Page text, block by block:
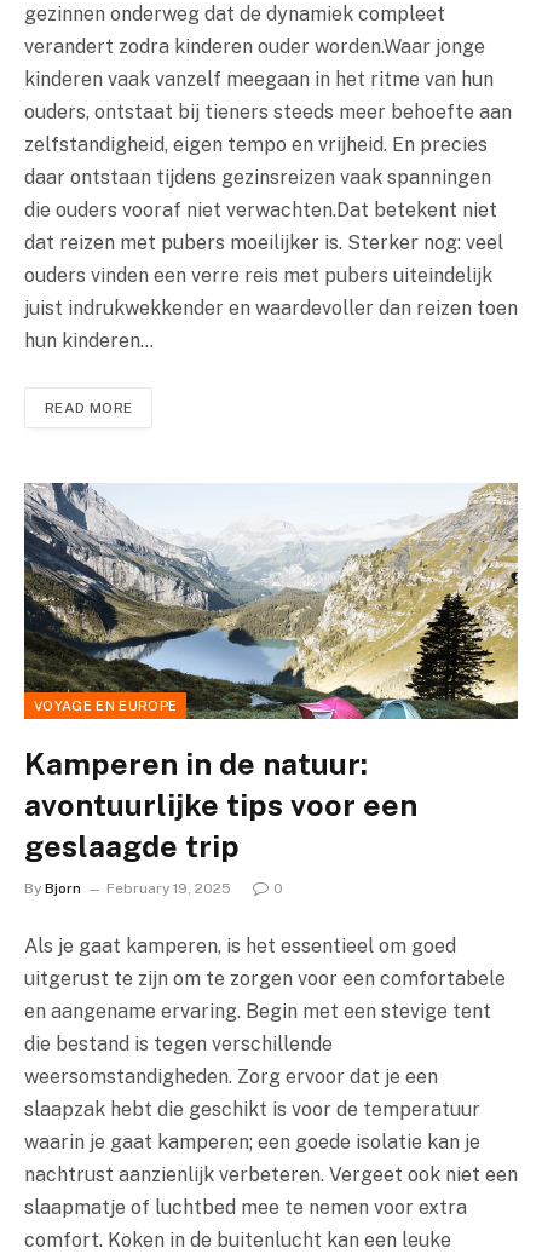
gezinnen onderweg dat de dynamiek compleet
verandert zodra kinderen ouder worden.Waar jonge
kinderen vaak vanzelf meegaan in het ritme van hun
ouders, ontstaat bij tieners steeds meer behoefte aan
zelfstandigheid, eigen tempo en vrijheid. En precies
daar ontstaan tijdens gezinsreizen vaak spanningen
die ouders vooraf niet verwachten.Dat betekent niet
dat reizen met pubers moeilijker is. Sterker nog: veel
ouders vinden een verre reis met pubers uiteindelijk
juist indrukwekkender en waardevoller dan reizen toen
hun kinderen…
READ MORE
VOYAGE EN EUROPE
Kamperen in de natuur:
avontuurlijke tips voor een
geslaagde trip
By Bjorn February 19, 2025 0
Als je gaat kamperen, is het essentieel om goed
uitgerust te zijn om te zorgen voor een comfortabele
en aangename ervaring. Begin met een stevige tent
die bestand is tegen verschillende
weersomstandigheden. Zorg ervoor dat je een
slaapzak hebt die geschikt is voor de temperatuur
waarin je gaat kamperen; een goede isolatie kan je
nachtrust aanzienlijk verbeteren. Vergeet ook niet een
slaapmatje of luchtbed mee te nemen voor extra
comfort. Koken in de buitenlucht kan een leuke